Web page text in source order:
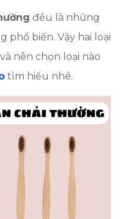
đều là những
phổ biến. Vậy hai loại
nên chọn loại nào
tìm hiểu nhé.